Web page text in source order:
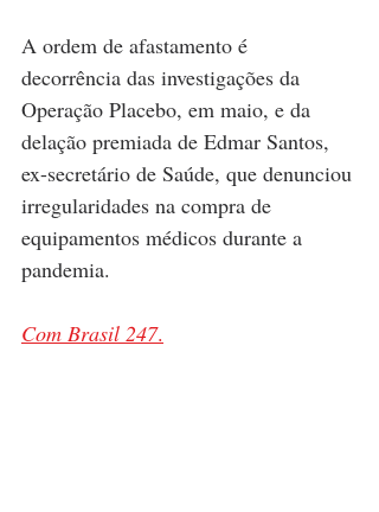
A ordem de afastamento é
decorrência das investigações da
Operação Placebo, em maio, e da
delação premiada de Edmar Santos,
ex-secretário de Saúde, que denunciou
irregularidades na compra de
equipamentos médicos durante a
pandemia.
Com Brasil 247.